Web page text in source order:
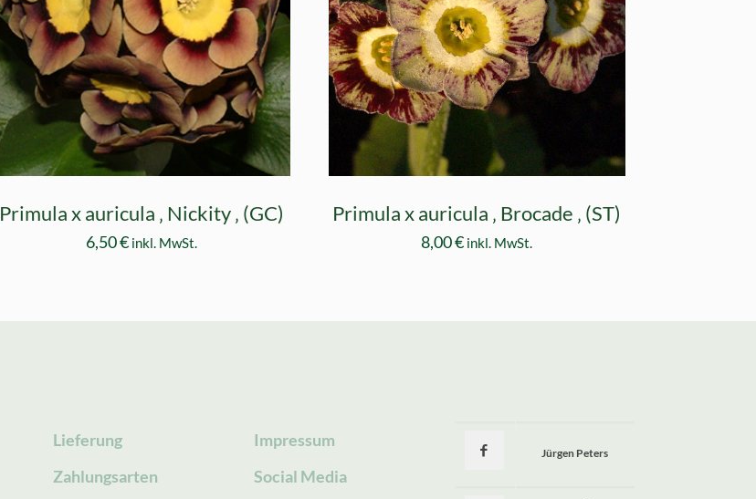
Primula x auricula ‚ Nickity ‚ (GC)
6,50€ inkl. MwSt.
Primula x auricula ‚ Brocade ‚ (ST)
8,00€ inkl. MwSt.
Lieferung
Zahlungsarten
Impressum
Social Media
Jürgen Peters